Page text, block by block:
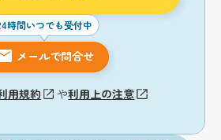
時間いつでも受付中
メールで問合せ
用規約 や利用上の注意